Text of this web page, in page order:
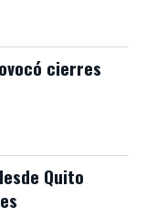
cierres
Quito